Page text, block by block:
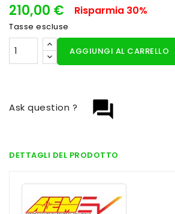
210,00 € Risparmia 30%
Tasse escluse
AGGIUNGI AL CARRELLO
question_answer
Ask question ?
DETTAGLI DEL PRODOTTO